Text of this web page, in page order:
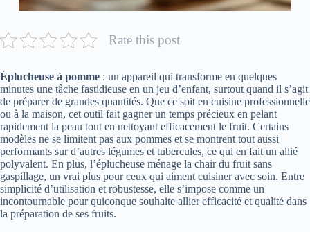
Rate this post
Éplucheuse à pomme : un appareil qui transforme en quelques
minutes une tâche fastidieuse en un jeu d’enfant, surtout quand il s’agit
de préparer de grandes quantités. Que ce soit en cuisine professionnelle
ou à la maison, cet outil fait gagner un temps précieux en pelant
rapidement la peau tout en nettoyant efficacement le fruit. Certains
modèles ne se limitent pas aux pommes et se montrent tout aussi
performants sur d’autres légumes et tubercules, ce qui en fait un allié
polyvalent. En plus, l’éplucheuse ménage la chair du fruit sans
gaspillage, un vrai plus pour ceux qui aiment cuisiner avec soin. Entre
simplicité d’utilisation et robustesse, elle s’impose comme un
incontournable pour quiconque souhaite allier efficacité et qualité dans
la préparation de ses fruits.